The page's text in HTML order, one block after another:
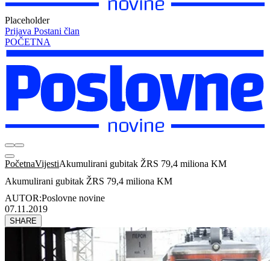
Placeholder
Prijava Postani član
POČETNA
PočetnaVijestiAkumulirani gubitak ŽRS 79,4 miliona KM
Akumulirani gubitak ŽRS 79,4 miliona KM
AUTOR:Poslovne novine
07.11.2019
SHARE